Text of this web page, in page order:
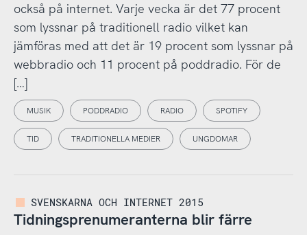
också på internet. Varje vecka är det 77 procent
som lyssnar på traditionell radio vilket kan
jämföras med att det är 19 procent som lyssnar på
webbradio och 11 procent på poddradio. För de
[…]
MUSIK PODDRADIO RADIO SPOTIFY
TID TRADITIONELLA MEDIER UNGDOMAR
SVENSKARNA OCH INTERNET 2015
Tidningsprenumeranterna blir färre